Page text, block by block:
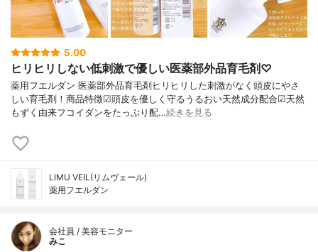
5.00
ヒリヒリしない低刺激で優しい医薬部外品育毛剤♡
薬用フエルダン 医薬部外品育毛剤ヒリヒリした刺激がなく頭皮にやさ
しい育毛剤！商品特徴☑頭皮を優しく守るうるおい天然成分配合☑天然
もずく由来フコイダンをたっぷり配…続きを見る
LIMU VEIL(リムヴェール)
薬用フエルダン
会社員 / 美容モニター
みこ